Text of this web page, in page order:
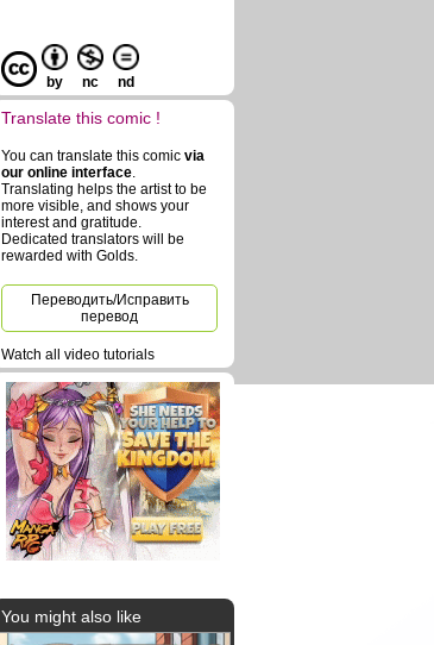
by nc nd
Translate this comic !
You can translate this comic via
our online interface.
Translating helps the artist to be
more visible, and shows your
interest and gratitude.
Dedicated translators will be
rewarded with Golds.
Переводить/Исправить
перевод
Watch all video tutorials
You might also like